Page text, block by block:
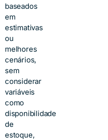
baseados
em
estimativas
ou
melhores
cenários,
sem
considerar
variáveis
como
disponibilidade
de
estoque,